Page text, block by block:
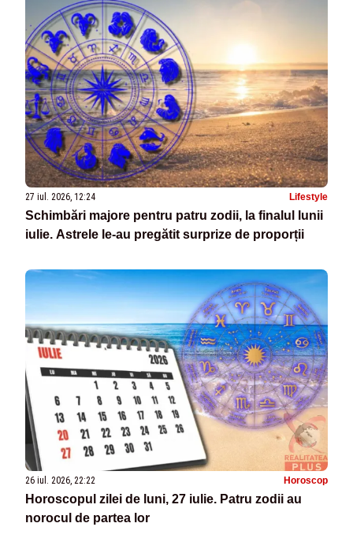
27 iul. 2026, 12:24 Lifestyle
Schimbări majore pentru patru zodii, la finalul lunii
iulie. Astrele le-au pregătit surprize de proporții
26 iul. 2026, 22:22 Horoscop
Horoscopul zilei de luni, 27 iulie. Patru zodii au
norocul de partea lor